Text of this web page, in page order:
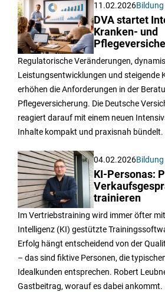
11.02.2026Bildung
DVA startet
Kranken- und
Regulatorische Veränderungen,
Leistungsentwicklungen und steigende
erhöhen die Anforderungen in der
Pflegeversicherung. Die Deutsche
reagiert darauf mit einem neuen
Inhalte kompakt und praxisnah bündelt.
04.02.2026Bildung
KI-Personas:
trainieren
Im Vertriebstraining wird immer öfter
Intelligenz (KI) gestützte
Erfolg hängt entscheidend von der
– das sind fiktive Personen, die
Idealkunden entsprechen. Robert
Gastbeitrag, worauf es dabei ankommt.